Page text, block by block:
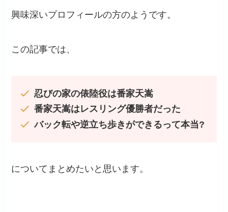
興味深いプロフィールの方のようです。
この記事では、
忍びの家の俵陸役は番家天嵩
番家天嵩はレスリング優勝者だった
バック転や逆立ち歩きができるって本当?
についてまとめたいと思います。